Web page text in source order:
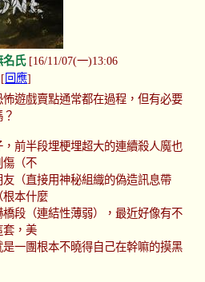
名氏[16/11/07(一)13:06
[ 回應]
遊戲賣點通常都在過程，但有必要
前半段埋梗埋超大的連續殺人魔也
傷（不
（直接用神秘組織的偽造訊息帶
根本什麼
段（連結性薄弱），最近好像有不
套，美
一團根本不曉得自己在幹嘛的摸黑